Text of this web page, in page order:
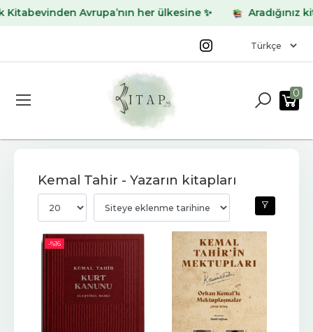
Avrupa’nın her ülkesine ✨ Aradığınız kitabı
0
Kemal Tahir - Yazarın kitapları
-%16